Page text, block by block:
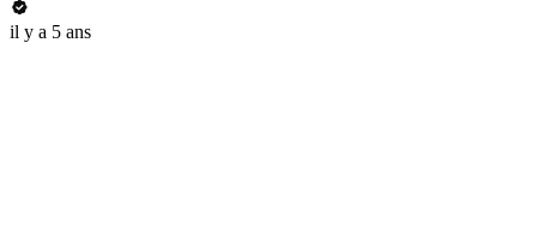
il y a 5 ans